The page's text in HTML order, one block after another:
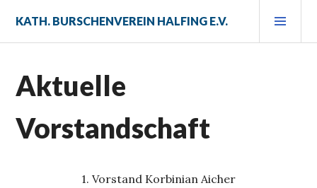
Inhalt
springen
KATH. BURSCHENVEREIN HALFING E.V.
Aktuelle
Vorstandschaft
1. Vorstand Korbinian Aicher